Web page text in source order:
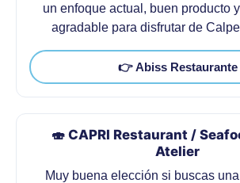
un enfoque actual, buen producto
agradable para disfrutar de
👉 Abiss Restaurante
🍣 CAPRI Restaurant /
Atelier
Muy buena elección si buscas